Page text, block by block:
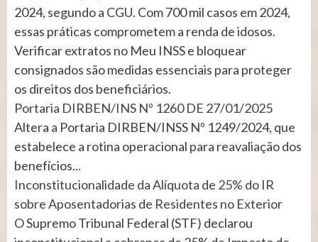
2024, segundo a CGU. Com 700 mil casos em 2024,
essas práticas comprometem a renda de idosos.
Verificar extratos no Meu INSS e bloquear
consignados são medidas essenciais para proteger
os direitos dos beneficiários.
Portaria DIRBEN/INS Nº 1260 DE 27/01/2025
Altera a Portaria DIRBEN/INSS Nº 1249/2024, que
estabelece a rotina operacional para reavaliação dos
benefícios...
Inconstitucionalidade da Alíquota de 25% do IR
sobre Aposentadorias de Residentes no Exterior
O Supremo Tribunal Federal (STF) declarou